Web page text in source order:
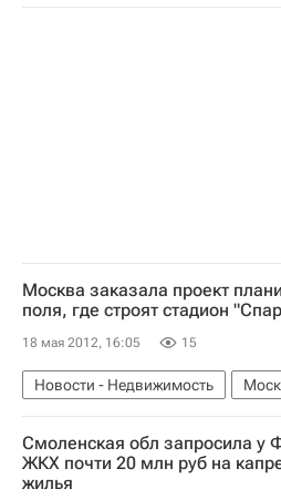
Аэропорты
Москва заказала проект
поля, где строят стадион
18 мая 2012, 16:05 15
Новости - Недвижимость
Конкурсы
Москомархитектура
Инфраструктура
Россия
Смоленская обл запросила у
ЖКХ почти 20 млн руб на
жилья